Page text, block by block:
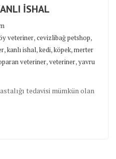
İSHAL
veteriner,cevizlibağ petshop,
,kanlı ishal,kedi,köpek,merter
veteriner,veteriner,yavru
tedavisi mümkün olan